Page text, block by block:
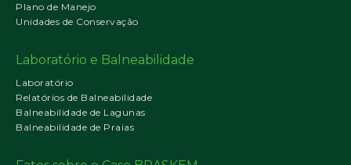
Plano de Manejo
Unidades de Conservação
Laboratório e Balneabilidade
Laboratório
Relatórios de Balneabilidade
Balneabilidade de Lagunas
Balneabilidade de Praias